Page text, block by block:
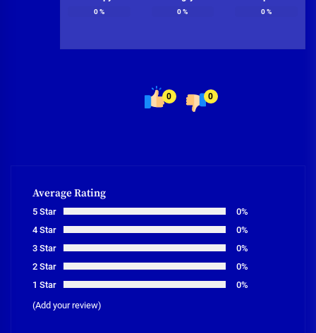
0% 0% 0%
0 0
Average Rating
5 Star
0%
4 Star
0%
3 Star
0%
2 Star
0%
1 Star
0%
(Add your review)